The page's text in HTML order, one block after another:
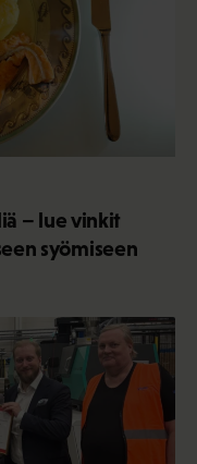
– lue vinkit
syömiseen